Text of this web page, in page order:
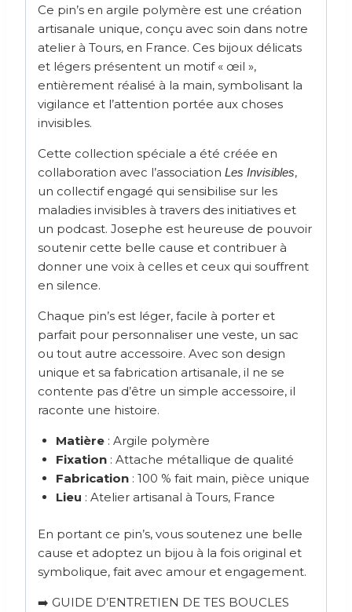
Ce pin’s en argile polymère est une création
artisanale unique, conçu avec soin dans notre
atelier à Tours, en France. Ces bijoux délicats
et légers présentent un motif « œil »,
entièrement réalisé à la main, symbolisant la
vigilance et l’attention portée aux choses
invisibles.
Cette collection spéciale a été créée en
collaboration avec l’association Les Invisibles,
un collectif engagé qui sensibilise sur les
maladies invisibles à travers des initiatives et
un podcast. Josephe est heureuse de pouvoir
soutenir cette belle cause et contribuer à
donner une voix à celles et ceux qui souffrent
en silence.
Chaque pin’s est léger, facile à porter et
parfait pour personnaliser une veste, un sac
ou tout autre accessoire. Avec son design
unique et sa fabrication artisanale, il ne se
contente pas d’être un simple accessoire, il
raconte une histoire.
Matière: Argile polymère
Fixation: Attache métallique de qualité
Fabrication: 100 % fait main, pièce unique
Lieu : Atelier artisanal à Tours, France
En portant ce pin’s, vous soutenez une belle
cause et adoptez un bijou à la fois original et
symbolique, fait avec amour et engagement.
➡️ GUIDE D’ENTRETIEN DE TES BOUCLES